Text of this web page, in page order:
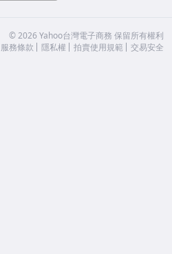
©2026 Yahoo台灣電子商務 保留所有權利
服務條款
隱私權 拍賣使用規範 交易安全